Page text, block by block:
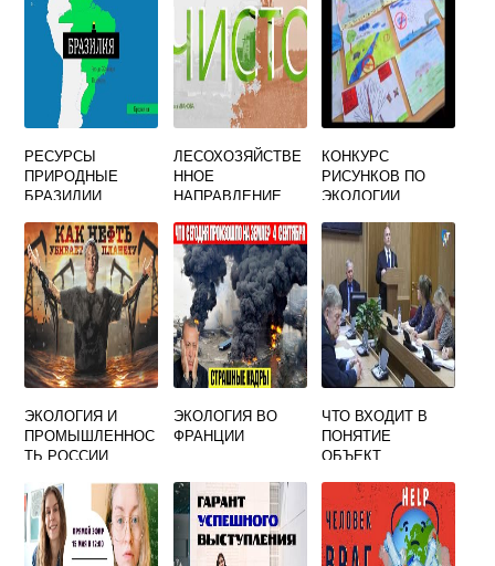
РЕСУРСЫ
ПРИРОДНЫЕ
БРАЗИЛИИ
ЛЕСОХОЗЯЙСТВЕ
ННОЕ
НАПРАВЛЕНИЕ
КОНКУРС
РИСУНКОВ ПО
ЭКОЛОГИИ
ЭКОЛОГИЯ И
ПРОМЫШЛЕННОС
ТЬ РОССИИ
ЭКОЛОГИЯ ВО
ФРАНЦИИ
ЧТО ВХОДИТ В
ПОНЯТИЕ
ОБЪЕКТ
НЕГАТИВНОЕ
ВОЗДЕЙСТВИЕ НА
ОКРУЖАЮЩУЮ
СРЕДУ